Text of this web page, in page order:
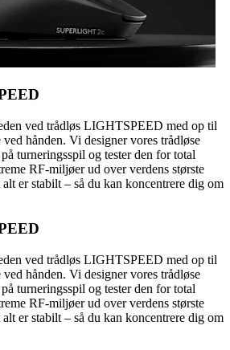
ved trådløs LIGHTSPEED med op til
hånden. Vi designer vores trådløse
turneringsspil og tester den for total
RF-miljøer ud over verdens største
er stabilt – så du kan koncentrere dig om
ved trådløs LIGHTSPEED med op til
hånden. Vi designer vores trådløse
turneringsspil og tester den for total
RF-miljøer ud over verdens største
er stabilt – så du kan koncentrere dig om